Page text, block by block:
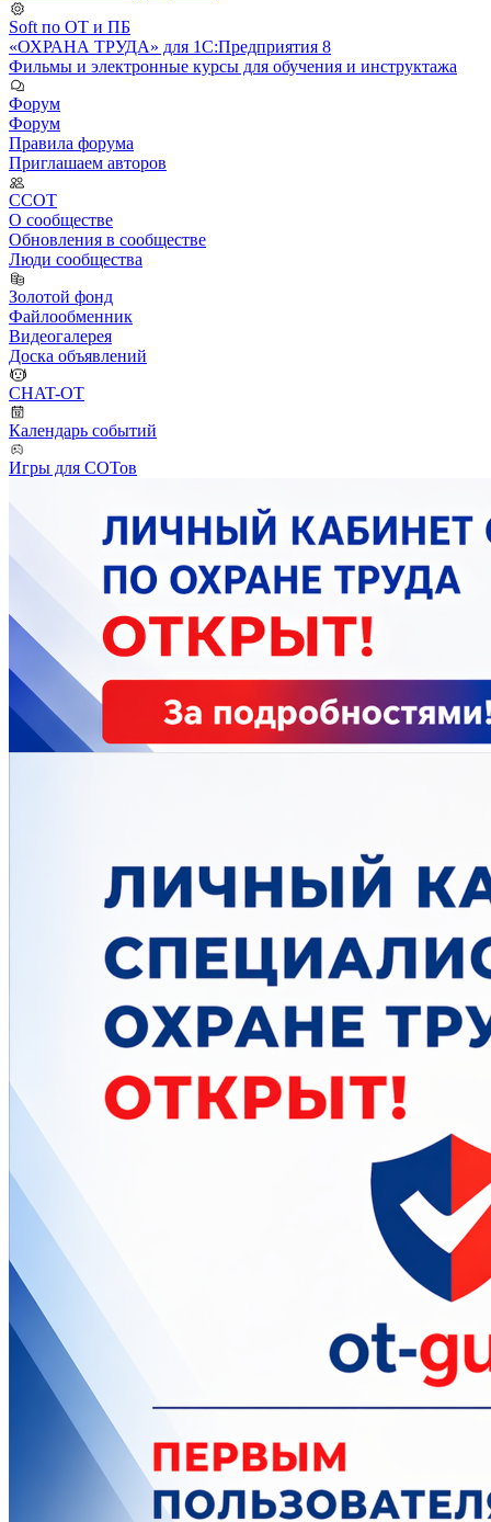
Soft по ОТ и ПБ
«ОХРАНА ТРУДА» для 1С:Предприятия 8
Фильмы и электронные курсы для обучения и инструктажа
Форум
Форум
Правила форума
Приглашаем авторов
ССОТ
О сообществе
Обновления в сообществе
Люди сообщества
Золотой фонд
Файлообменник
Видеогалерея
Доска объявлений
CHAT-OT
Календарь событий
Игры для СОТов